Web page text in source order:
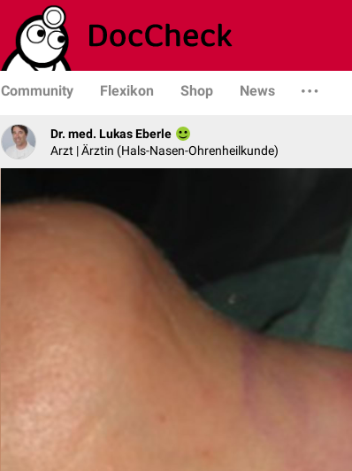
Community Flexikon Shop News
Dr. med. Lukas Eberle
Arzt | Ärztin (Hals-Nasen-Ohrenheilkunde)